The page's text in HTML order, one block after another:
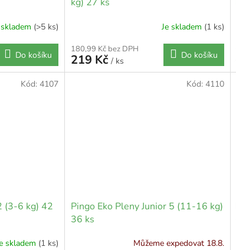
(>5 ks)
Do košíku
Je skladem (1 ks)
180,99 Kč bez DPH
219 Kč / ks
Do košíku
(3-6 kg) 42
skladem (1 ks)
Kód: 4107
Pingo Eko Pleny Junior 5 (11-16 kg)
36 ks
Můžeme expedovat 18.8.
Kód: 4110